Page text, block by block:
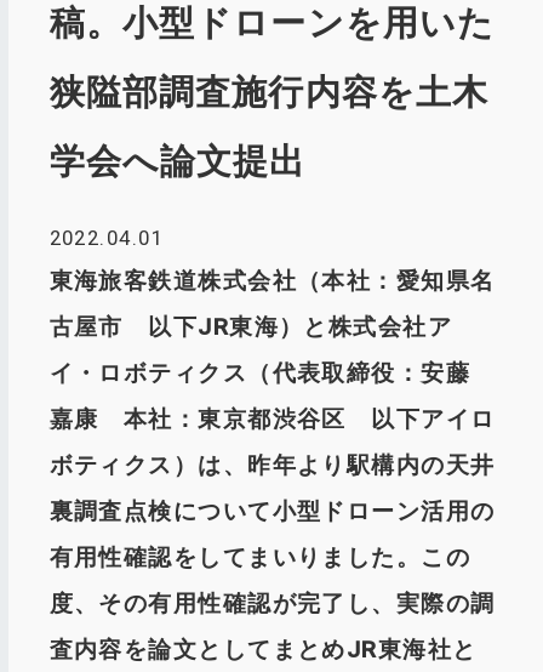
稿。小型ドローンを用いた
狭隘部調査施行内容を土木
学会へ論文提出
2022.04.01
東海旅客鉄道株式会社（本社：愛知県名
古屋市 以下JR東海）と株式会社ア
イ・ロボティクス（代表取締役：安藤
嘉康 本社：東京都渋谷区 以下アイロ
ボティクス）は、昨年より駅構内の天井
裏調査点検について小型ドローン活用の
有用性確認をしてまいりました。この
度、その有用性確認が完了し、実際の調
査内容を論文としてまとめJR東海社と